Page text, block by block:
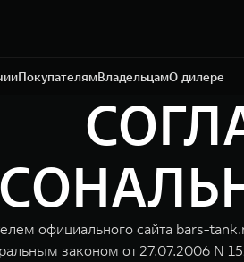
ПокупателямВладельцамО дилере
61
официального сайта bars-
законом от 27.07.2006 N